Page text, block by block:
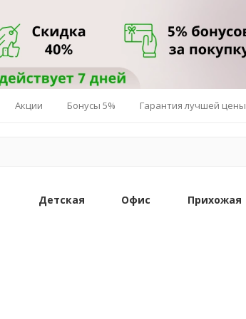
Акции Бонусы 5% Гарантия лучшей цены
Детская Офис Прихожая